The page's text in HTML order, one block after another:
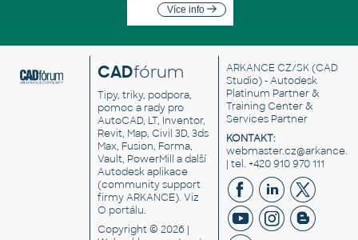
Více info
CADfórum
Tipy, triky, podpora,
pomoc a rady pro
AutoCAD, LT, Inventor,
Revit, Map, Civil 3D, 3ds
Max, Fusion, Forma,
Vault, PowerMill a další
Autodesk aplikace
(community support
firmy ARKANCE). Viz
O portálu.
Copyright © 2026 |
ARKANCE CZ/SK(CAD
Studio) - Autodesk
Platinum Partner &
Training Center &
Services Partner
KONTAKT:
| tel. +420 910 970 111